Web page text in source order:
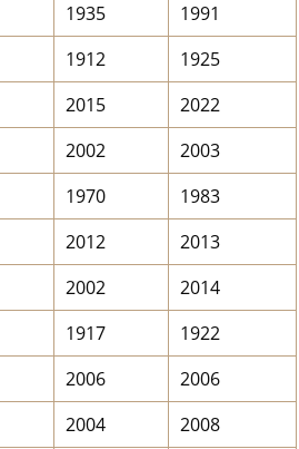
1935
1991
1912
1925
2015
2022
2002
2003
1970
1983
2012
2013
2002
2014
1917
1922
2006
2006
2004
2008